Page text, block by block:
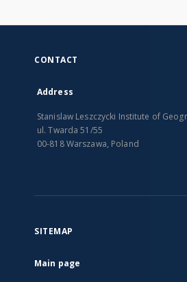
CONTACT
Address
Stanislaw Leszczycki Institute of
ul. Twarda 51/55
00-818 Warszawa, Poland
SITEMAP
Main page